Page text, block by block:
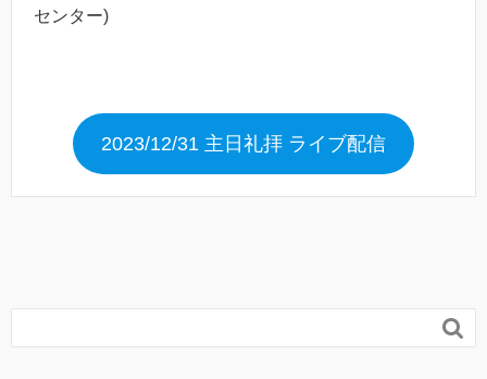
センター)
2023/12/31 主日礼拝 ライブ配信
